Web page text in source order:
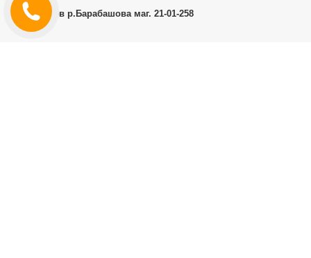
г.Харьков р.Барабашова маг. 21-01-258